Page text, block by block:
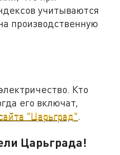
учитываются
производственную
Кто
его включат,
"Царьград"
Царьграда!